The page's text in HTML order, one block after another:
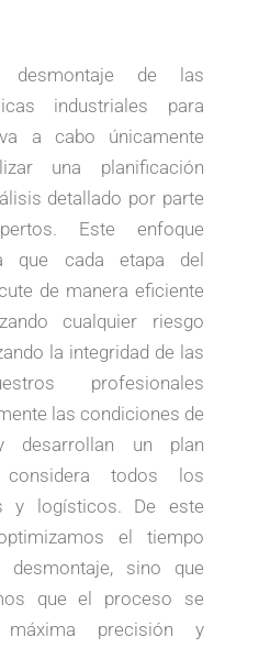
de las
industriales para
a cabo únicamente
una planificación
detallado por parte
Este enfoque
que cada etapa del
de manera eficiente
cualquier riesgo
la integridad de las
profesionales
las condiciones de
desarrollan un plan
todos los
y logísticos. De este
el tiempo
sino que
que el proceso se
precisión y